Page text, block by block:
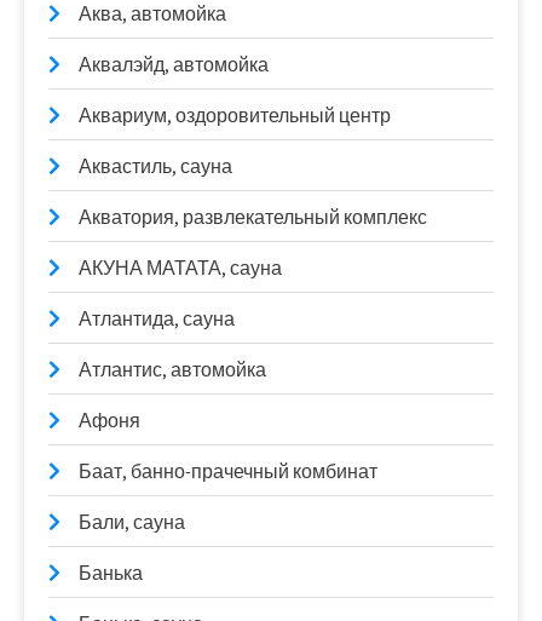
Аква, автомойка
Аквалэйд, автомойка
Аквариум, оздоровительный центр
Аквастиль, сауна
Акватория, развлекательный комплекс
АКУНА МАТАТА, сауна
Атлантида, сауна
Атлантис, автомойка
Афоня
Баат, банно-прачечный комбинат
Бали, сауна
Банька